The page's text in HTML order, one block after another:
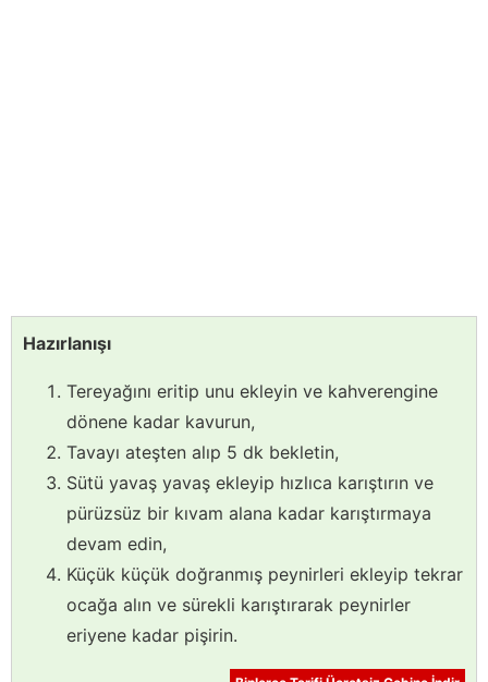
Hazırlanışı
Tereyağını eritip unu ekleyin ve kahverengine
dönene kadar kavurun,
Tavayı ateşten alıp 5 dk bekletin,
Sütü yavaş yavaş ekleyip hızlıca karıştırın ve
pürüzsüz bir kıvam alana kadar karıştırmaya
devam edin,
Küçük küçük doğranmış peynirleri ekleyip tekrar
ocağa alın ve sürekli karıştırarak peynirler
eriyene kadar pişirin.